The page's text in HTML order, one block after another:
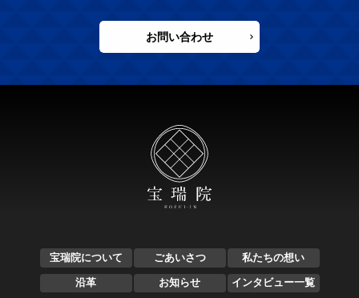
お問い合わせ
宝瑞院について ごあいさつ 私たちの想い
沿革 お知らせ インタビュー一覧